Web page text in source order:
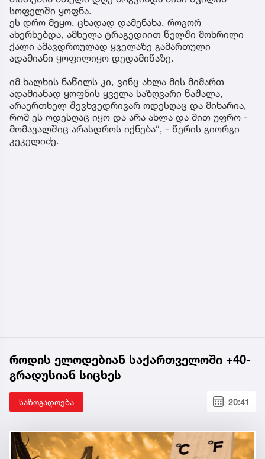
სოფელში ყოფნა.
ეს დრო მეყო, ცხადად დამენახა, როგორ
ახერხებდა, ამხელა ტრაგედიით წელში მოხრილი
ქალი ამავდროულად ყველაზე გამართული
ადამიანი ყოფილიყო დედამიწაზე.
იმ ხალხის ნაწილს კი, ვინც ახლა მის მიმართ
ადამიანად ყოფნის ყველა საზღვარი წაშალა,
არაერთხელ შევხვედრივარ ოდესღაც და მიხარია,
რომ ეს ოდესღაც იყო და არა ახლა და მით უფრო -
მომავალშიც არასდროს იქნება“, - წერის გიორგი
კეკელიძე.
როდის ელოდებიან საქართველოში +40-
გრადუსიან სიცხეს
საზოგადოება 20:41